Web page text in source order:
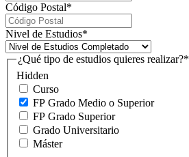
Código Postal*
Nivel de Estudios*
Hidden
¿Qué tipo de estudios quieres realizar?*
Curso
FP Grado Medio o Superior
FP Grado Superior
Grado Universitario
Máster